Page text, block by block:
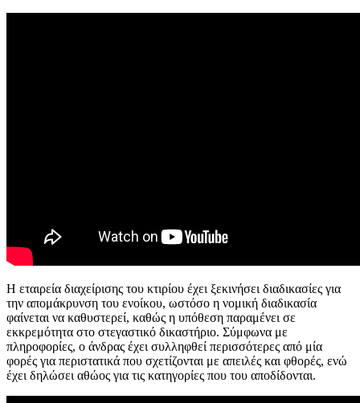
Η εταιρεία διαχείρισης του κτιρίου έχει ξεκινήσει διαδικασίες για
την απομάκρυνση του ενοίκου, ωστόσο η νομική διαδικασία
φαίνεται να καθυστερεί, καθώς η υπόθεση παραμένει σε
εκκρεμότητα στο στεγαστικό δικαστήριο. Σύμφωνα με
πληροφορίες, ο άνδρας έχει συλληφθεί περισσότερες από μία
φορές για περιστατικά που σχετίζονται με απειλές και φθορές, ενώ
έχει δηλώσει αθώος για τις κατηγορίες που του αποδίδονται.